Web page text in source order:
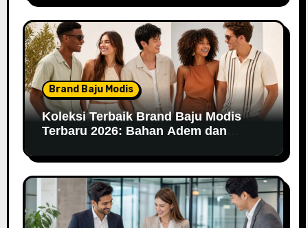
Brand Baju Modis
Koleksi Terbaik Brand Baju Modis
Terbaru 2026: Bahan Adem dan